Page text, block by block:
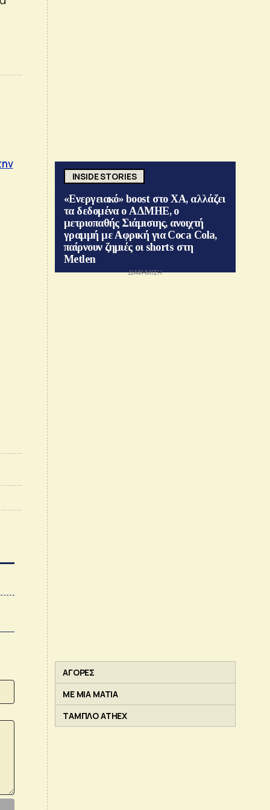
INSIDE STORIES
«Ενεργειακό» boost στο ΧΑ, αλλάζει
τα δεδομένα ο ΑΔΜΗΕ, ο
μετριοπαθής Σιάμισιης, ανοιχτή
γραμμή με Αφρική για Coca Cola,
παίρνουν ζημιές οι shorts στη
Metlen
ΑΓΟΡΕΣ
ΜΕ ΜΙΑ ΜΑΤΙΑ
ΤΑΜΠΛΟ ATHEX